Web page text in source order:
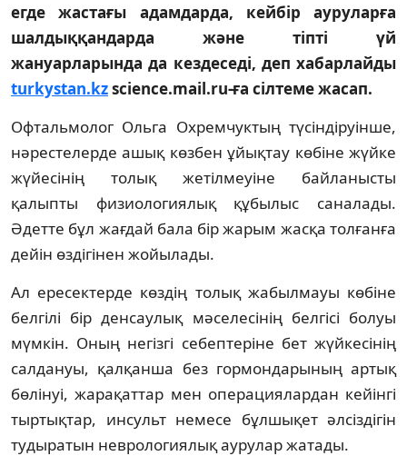
егде жастағы адамдарда, кейбір ауруларға
шалдыққандарда және тіпті үй
жануарларында да кездеседі, деп хабарлайды
turkystan.kzscience.mail.ru-ға сілтеме жасап.
Офтальмолог Ольга Охремчуктың түсіндіруінше,
нәрестелерде ашық көзбен ұйықтау көбіне жүйке
жүйесінің толық жетілмеуіне байланысты
қалыпты физиологиялық құбылыс саналады.
Әдетте бұл жағдай бала бір жарым жасқа толғанға
дейін өздігінен жойылады.
Ал ересектерде көздің толық жабылмауы көбіне
белгілі бір денсаулық мәселесінің белгісі болуы
мүмкін. Оның негізгі себептеріне бет жүйкесінің
салдануы, қалқанша без гормондарының артық
бөлінуі, жарақаттар мен операциялардан кейінгі
тыртықтар, инсульт немесе бұлшықет әлсіздігін
тудыратын неврологиялық аурулар жатады.